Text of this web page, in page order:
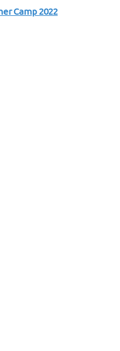
Camp 2022